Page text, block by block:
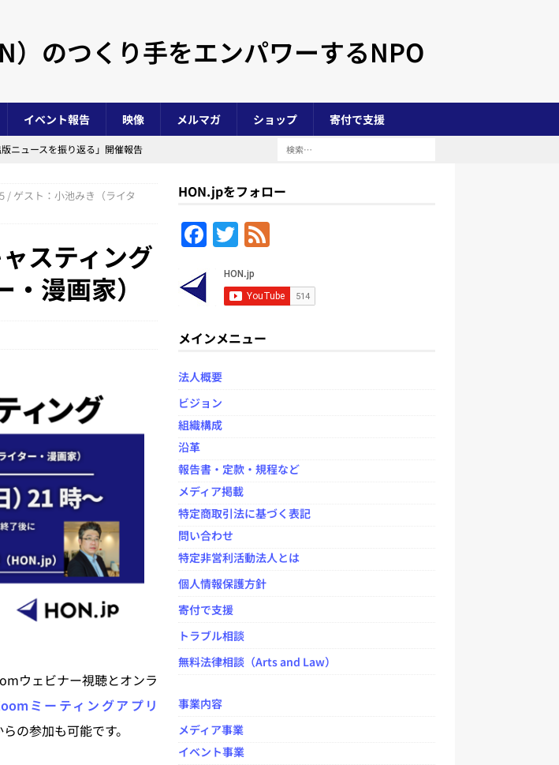
）のつくり手をエンパワーするNPO
イベント報告 映像 メルマガ ショップ 寄付で支援
ニュースを振り返る」開催報告
」開催報告
イベント事業
ニュースを振り返る」開催報告
スを振り返る」開催報告
CF（ホンカンファ）2024」
事録 NPO法人全般
/ ゲスト：小池みき（ライタ
スティング
漫画家）
ウェビナー視聴とオンラ
ミーティングアプリ
の参加も可能です。
HON.jpをフォロー
F
e
b
o
k
T
w
itt
er
F
e
d
メインメニュー
法人概要
ビジョン
組織構成
沿革
報告書・定款・規程など
メディア掲載
特定商取引法に基づく表記
問い合わせ
特定非営利活動法人とは
個人情報保護方針
寄付で支援
トラブル相談
無料法律相談（Arts and Law）
事業内容
メディア事業
イベント事業